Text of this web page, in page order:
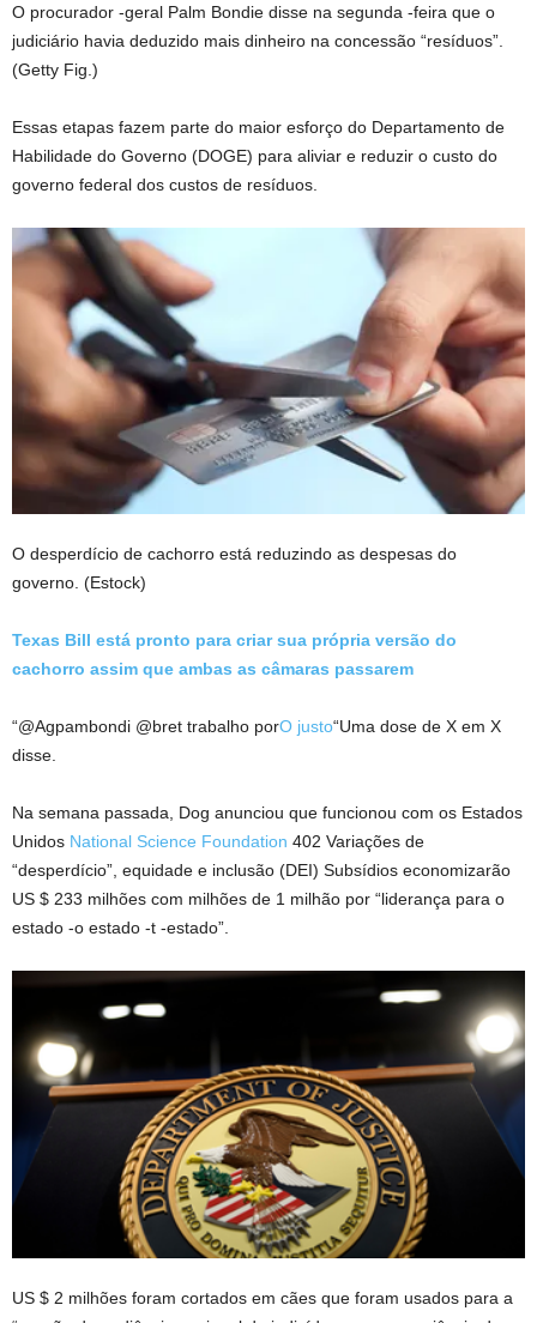
O procurador -geral Palm Bondie disse na segunda -feira que o
judiciário havia deduzido mais dinheiro na concessão “resíduos”.
(Getty Fig.)
Essas etapas fazem parte do maior esforço do Departamento de
Habilidade do Governo (DOGE) para aliviar e reduzir o custo do
governo federal dos custos de resíduos.
O desperdício de cachorro está reduzindo as despesas do
governo. (Estock)
Texas Bill está pronto para criar sua própria versão do
cachorro assim que ambas as câmaras passarem
“@Agpambondi @bret trabalho porO justo“Uma dose de X em X
disse.
Na semana passada, Dog anunciou que funcionou com os Estados
Unidos National Science Foundation 402 Variações de
“desperdício”, equidade e inclusão (DEI) Subsídios economizarão
US $ 233 milhões com milhões de 1 milhão por “liderança para o
estado -o estado -t -estado”.
US $ 2 milhões foram cortados em cães que foram usados ​​para a